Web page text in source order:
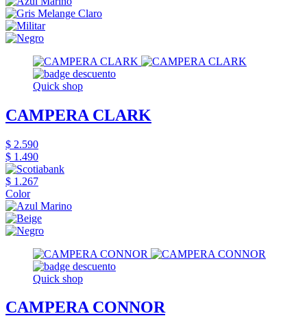
Quick shop
CAMPERA CLARK
$ 2.590
$ 1.490
$ 1.267
Color
Quick shop
CAMPERA CONNOR